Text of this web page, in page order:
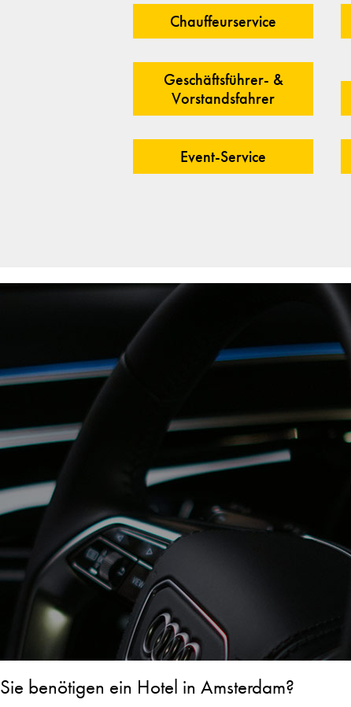
Chauffeurservice
Geschäftsführer- &
Vorstandsfahrer
Event-Service
Sie benötigen ein Hotel in Amsterdam?